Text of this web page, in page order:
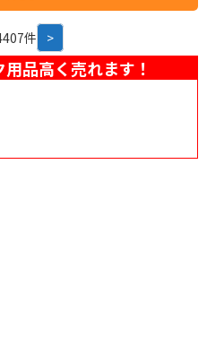
や宮沢賢治童話村といった関連施設
ットです。駐車場があり、混雑はほ
備しています。
件 >
品高く売れます！